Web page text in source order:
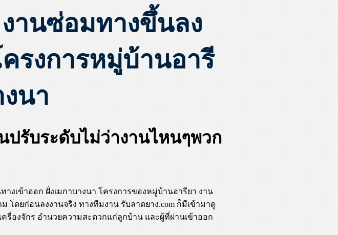
านซ่อมทางขึ้นลง
รงการหมู่บ้านอารี
นา
ปรับระดับไม่ว่างานไหนๆพวก
เข้าออก ฝั่งเมกาบางนา โครงการของหมู่บ้านอารียา งาน
โดยก่อนลงงานจริง ทางทีมงาน รับลาดยาง.com ก็มีเข้ามาดู
รื่องจักร อำนวยความสะดวกแก่ลูกบ้าน และผู้ที่ผ่านเข้าออก